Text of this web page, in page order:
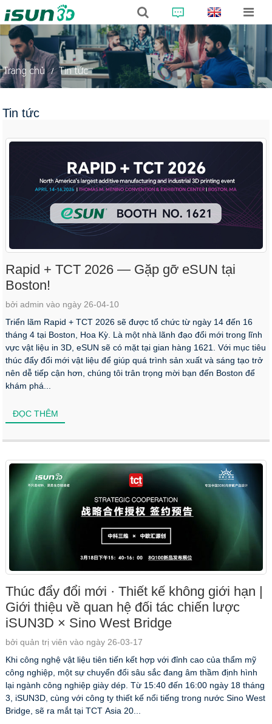
Trang chủ Tin tức
Tin tức
Rapid + TCT 2026 — Gặp gỡ eSUN tại
Boston!
bởi admin vào ngày 26-04-10
Triển lãm Rapid + TCT 2026 sẽ được tổ chức từ ngày 14 đến 16
tháng 4 tại Boston, Hoa Kỳ. Là một nhà lãnh đạo đổi mới trong lĩnh
vực vật liệu in 3D, eSUN sẽ có mặt tại gian hàng 1621. Với mục tiêu
thúc đẩy đổi mới vật liệu để giúp quá trình sản xuất và sáng tạo trở
nên dễ tiếp cận hơn, chúng tôi trân trọng mời bạn đến Boston để
khám phá...
ĐỌC THÊM
Thúc đẩy đổi mới · Thiết kế không giới hạn |
Giới thiệu về quan hệ đối tác chiến lược
iSUN3D × Sino West Bridge
bởi quản trị viên vào ngày 26-03-17
Khi công nghệ vật liệu tiên tiến kết hợp với đỉnh cao của thẩm mỹ
công nghiệp, một sự chuyển đổi sâu sắc đang âm thầm định hình
lại ngành công nghiệp giày dép. Từ 15:40 đến 16:00 ngày 18 tháng
3, iSUN3D, cùng với công ty thiết kế nổi tiếng trong nước Sino West
Bridge, sẽ ra mắt tại TCT Asia 20...